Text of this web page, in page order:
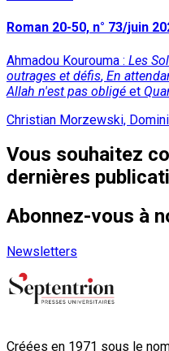
Roman 20-50, n° 73/juin
Ahmadou Kourouma : Les
outrages et défis, En
Allah n'est pas obligé et
Christian Morzewski,
Vous souhaitez
dernières
Abonnez-vous à
Newsletters
Créées en 1971 sous le